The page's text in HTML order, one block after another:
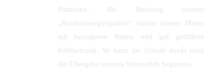
Plätzchen. Bei Buchung unseres
„Rundumsorglospakets“ starten unsere Mieter
mit bezogenen Betten und gut gefülltem
Kühlschrank. So kann der Urlaub direkt nach
der Übergabe unseres Waumobils beginnen.